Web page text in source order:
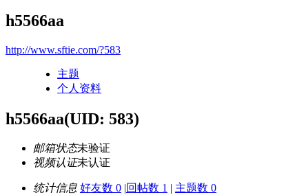
h5566aa
http://www.sftie.com/?583
主题
个人资料
h5566aa(UID: 583)
邮箱状态未验证
视频认证未认证
统计信息 好友数 0 |回帖数 1 | 主题数 0